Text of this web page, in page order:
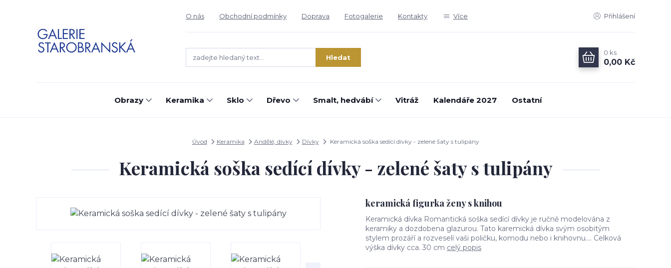
O nás Obchodní podmínky Doprava Fotogalerie Kontakty Více Přihlášení
Hledat
0 ks
0,00 Kč
Obrazy Keramika Sklo Dřevo Smalt, hedvábí Vitráž Kalendáře 2027 Ostatní
Úvod Keramika Andělé, dívky Dívky Keramická soška sedící dívky - zelené šaty s tulipány
Keramická soška sedící dívky - zelené šaty s tulipány
keramická figurka ženy s knihou
Keramická dívka Romantická soška sedící dívky je ručně modelována z
keramiky a dozdobena glazurou. Tato karemická dívka svým osobitým
stylem prozáří a rozveselí vaši poličku, komodu nebo i knihovnu.... Celková
výška dívky cca. 30 cm celý popis